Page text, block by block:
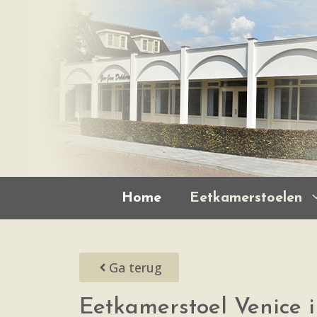
Home Eetkamerstoelen
Ga terug
Eetkamerstoel Venice